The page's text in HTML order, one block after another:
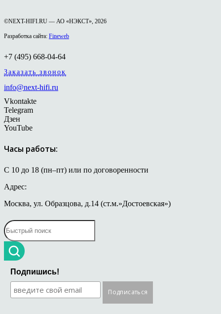
©NEXT-HIFI.RU — АО «НЭКСТ», 2026
Разработка сайта: Fineweb
+7 (495) 668-04-64
Заказать звонок
info@next-hifi.ru
Vkontakte
Telegram
Дзен
YouTube
Часы работы:
С 10 до 18 (пн–пт) или по договоренности
Адрес:
Москва, ул. Образцова, д.14 (ст.м.»Достоевская»)
Подпишись!